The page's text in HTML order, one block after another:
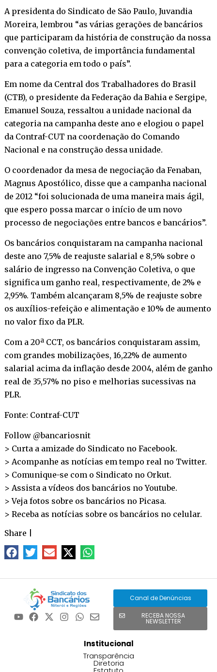
A presidenta do Sindicato de São Paulo, Juvandia
Moreira, lembrou “as várias gerações de bancários
que participaram da história de construção da nossa
convenção coletiva, de importância fundamental
para a categoria em todo o país”.
Em nome da Central dos Trabalhadores do Brasil
(CTB), o presidente da Federação da Bahia e Sergipe,
Emanuel Souza, ressaltou a unidade nacional da
categoria na campanha deste ano e elogiou o papel
da Contraf-CUT na coordenação do Comando
Nacional e na construção dessa unidade.
O coordenador da mesa de negociação da Fenaban,
Magnus Apostólico, disse que a campanha nacional
de 2012 “foi solucionada de uma maneira mais ágil,
que espero possa marcar o início de um novo
processo de negociações entre bancos e bancários”.
Os bancários conquistaram na campanha nacional
deste ano 7,5% de reajuste salarial e 8,5% sobre o
salário de ingresso na Convenção Coletiva, o que
significa um ganho real, respectivamente, de 2% e
2,95%. Também alcançaram 8,5% de reajuste sobre
os auxílios-refeição e alimentação e 10% de aumento
no valor fixo da PLR.
Com a 20ª CCT, os bancários conquistaram assim,
com grandes mobilizações, 16,22% de aumento
salarial acima da inflação desde 2004, além de ganho
real de 35,57% no piso e melhorias sucessivas na
PLR.
Fonte: Contraf-CUT
Follow @bancariosnit
> Curta a amizade do Sindicato no Facebook.
> Acompanhe as notícias em tempo real no Twitter.
> Comunique-se com o Sindicato no Orkut.
> Assista a vídeos dos bancários noYoutube.
> Veja fotos sobre os bancários no Picasa.
> Receba as notícias sobre os bancários no celular.
Share
Canal de Denúncias
RECEBA NOSSA
NEWSLETTER
Institucional
Transparência
Diretoria